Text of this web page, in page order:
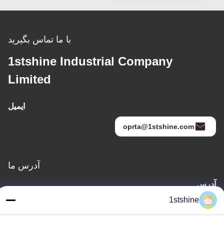
با ما تماس بگیرید
1stshine Industrial Company
Limited
ایمیل
oprta@1stshine.com
آدرس ما
آدرس
شماره 126، خیابان ژونگ هنگ، روستای بائویو، شهر هنگلان، شهر
1stshine